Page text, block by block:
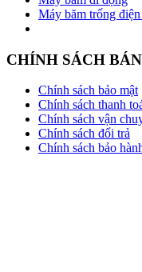
Máy băm trống điện
CHÍNH SÁCH
Chính sách bảo mật
Chính sách thanh
Chính sách vận
Chính sách đổi trả
Chính sách bảo